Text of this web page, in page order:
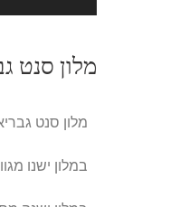
מלון סנט
מלון סנט גבריאל מספק 60 חדרים מודרניים ומאובזרים
במלון ישנו